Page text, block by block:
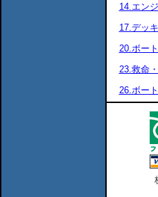
14.エン
17.デッ
20.ボー
23.救命
26.ボー